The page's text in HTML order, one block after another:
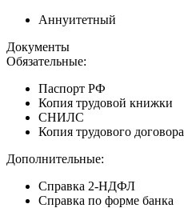
Аннуитетный
Документы
Обязательные:
Паспорт РФ
Копия трудовой книжки
СНИЛС
Копия трудового договора
Дополнительные:
Справка 2-НДФЛ
Справка по форме банка